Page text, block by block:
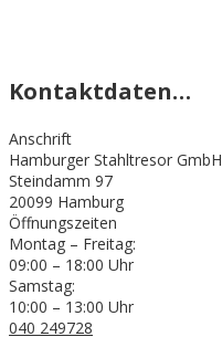
Kontaktdaten…
Anschrift
Hamburger Stahltresor GmbH
Steindamm 97
20099 Hamburg
Öffnungszeiten
Montag – Freitag:
09:00 – 18:00 Uhr
Samstag:
10:00 – 13:00 Uhr
040 249728